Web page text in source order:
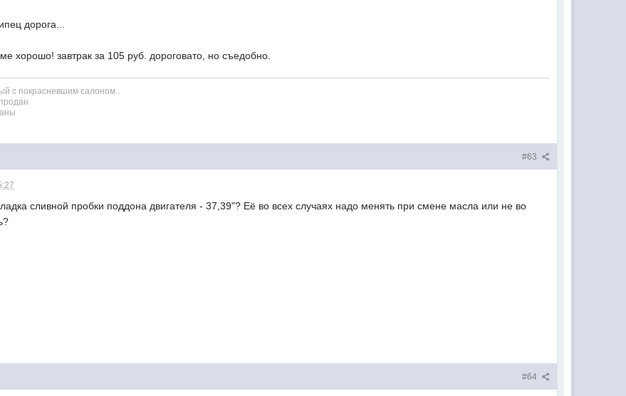
дорога...
хорошо! завтрак за 105 руб. дороговато, но съедобно.
с покрасневшим салоном..
#63
сливной пробки поддона двигателя - 37,39"? Её во всех случаях надо менять при смене масла или не во
#64